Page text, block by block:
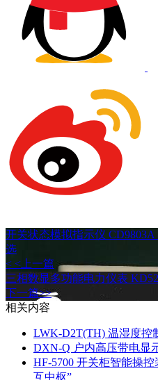
开关状态模拟指示仪
选
< <上一篇
三相数显多功能电力仪表
下一篇>>
相关内容
LWK‑D2T(TH) 温湿度控
DXN‑Q 户内高压带电显
HF-5700 开关柜智能操
互中枢”